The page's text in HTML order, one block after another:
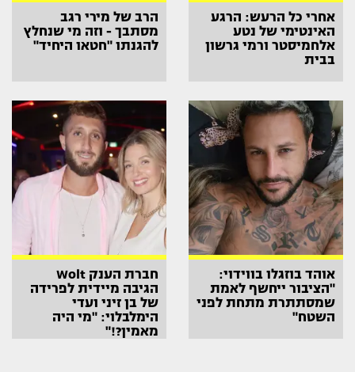
אחרי כל הרעש: הרגע
האינטימי של נטע
אלחמיסטר ורמי גרשון
בבית
הרב של מירי רגב
מסתבך - וזה מי שנחלץ
להגנתו "חטאו היחיד"
אוהד בוזגלו בווידוי:
"הציבור ייחשף לאמת
שמסתתרת מתחת לפני
השטח"
חברת הענק Wolt
הגיבה מיידית לפרידה
של בן זיני ועדי
הימלבלוי: "מי היה
מאמין?!"